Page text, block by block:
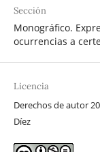
Sección
Monográfico.
ocurrencias a
Licencia
Derechos de autor
Díez